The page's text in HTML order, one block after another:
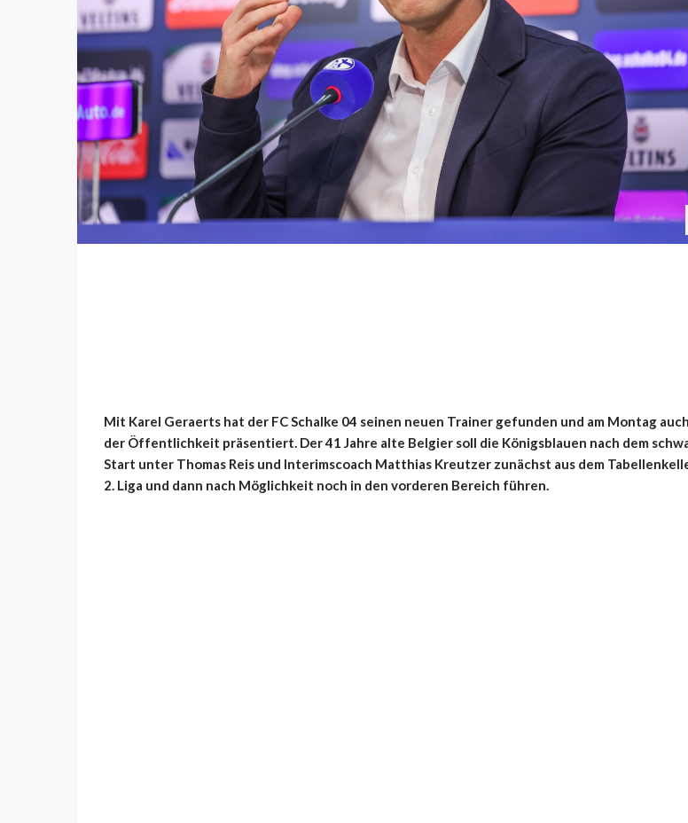
Mit Karel Geraerts hat der FC Schalke 04 seinen neuen Trainer gefunden und am Montag
der Öffentlichkeit präsentiert. Der 41 Jahre alte Belgier soll die Königsblauen nach dem
Start unter Thomas Reis und Interimscoach Matthias Kreutzer zunächst aus dem
2. Liga und dann nach Möglichkeit noch in den vorderen Bereich führen.